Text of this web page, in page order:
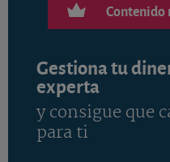
Contenido
Gestiona tu
experta
y consigue que
para ti